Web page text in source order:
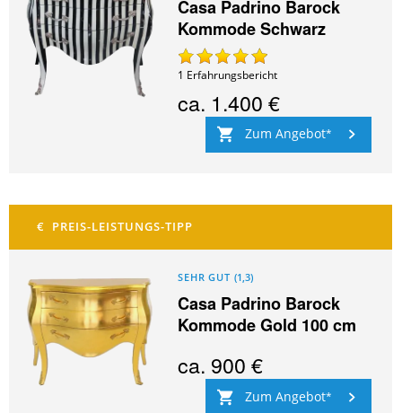
Casa Padrino Barock
Kommode Schwarz
1 Erfahrungsbericht
ca. 1.400 €
Zum Angebot
SEHR GUT (1,3)
Casa Padrino Barock
Kommode Gold 100 cm
ca. 900 €
Zum Angebot